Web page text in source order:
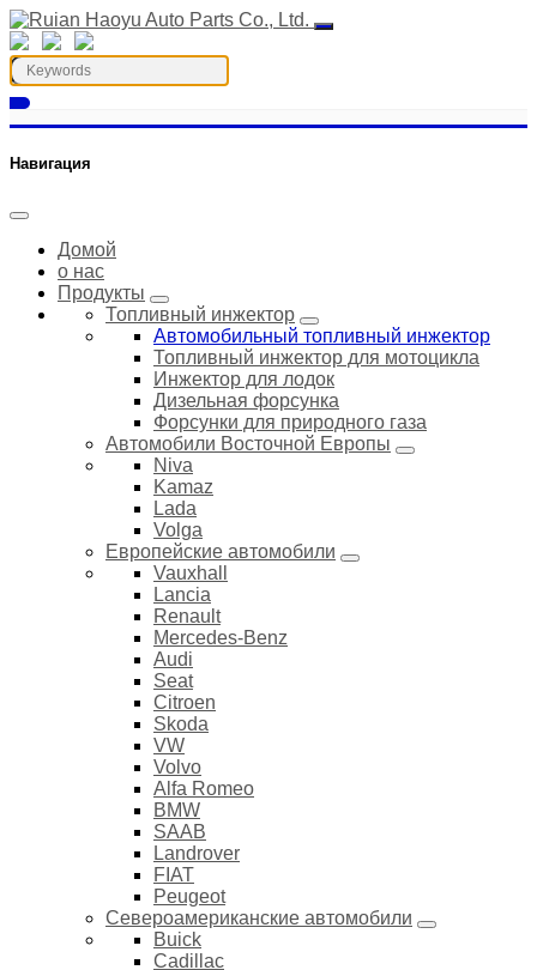
Навигация
Домой
о нас
Продукты
Топливный инжектор
Автомобильный топливный инжектор
Топливный инжектор для мотоцикла
Инжектор для лодок
Дизельная форсунка
Форсунки для природного газа
Автомобили Восточной Европы
Niva
Kamaz
Lada
Volga
Европейские автомобили
Vauxhall
Lancia
Renault
Mercedes-Benz
Audi
Seat
Citroen
Skoda
VW
Volvo
Alfa Romeo
BMW
SAAB
Landrover
FIAT
Peugeot
Североамериканские автомобили
Buick
Cadillac